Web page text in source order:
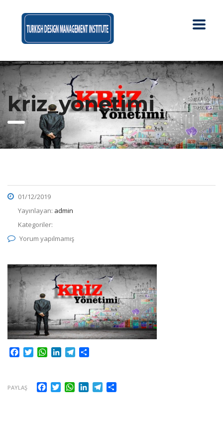
kriz_yonetimi
01/12/2019
Yayınlayan: admin
Kategoriler:
Yorum yapılmamış
Facebook
TwitterWhatsApp
LinkedInTelegram
PAYLAŞ Facebook
TwitterWhatsApp
LinkedInTelegram